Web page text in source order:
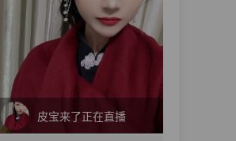
皮宝来了正在直播